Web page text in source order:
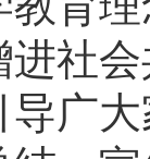
社
广